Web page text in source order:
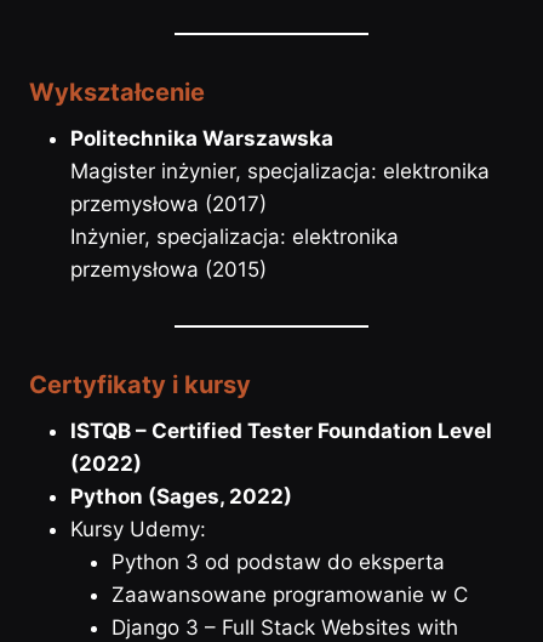
Wykształcenie
Politechnika Warszawska
Magister inżynier, specjalizacja: elektronika
przemysłowa (2017)
Inżynier, specjalizacja: elektronika
przemysłowa (2015)
Certyfikaty i kursy
ISTQB – Certified Tester Foundation Level
(2022)
Python (Sages, 2022)
Kursy Udemy:
Python 3 od podstaw do eksperta
Zaawansowane programowanie w C
Django 3 – Full Stack Websites with